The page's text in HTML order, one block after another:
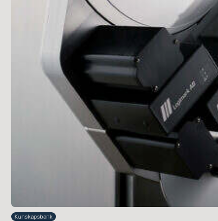
Kunskapsbank